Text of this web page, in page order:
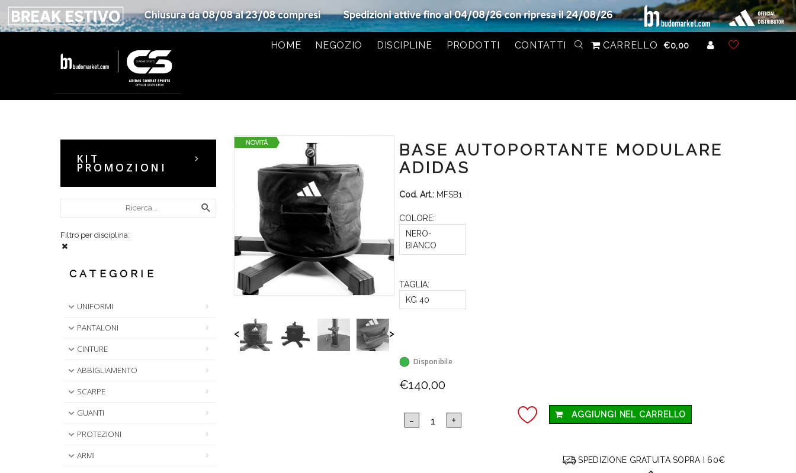
HOME NEGOZIO DISCIPLINE PRODOTTI CONTATTI CARRELLO €0,00
KIT
PROMOZIONI
Filtro per disciplina:
CATEGORIE
UNIFORMI
PANTALONI
CINTURE
ABBIGLIAMENTO
SCARPE
GUANTI
PROTEZIONI
ARMI
< >
BASE AUTOPORTANTE MODULARE
ADIDAS
Cod. Art.: MFSB1
COLORE:
NERO-
BIANCO
TAGLIA:
KG 40
Disponibile
€140,00
AGGIUNGI NEL CARRELLO
SPEDIZIONE GRATUITA SOPRA I 60€